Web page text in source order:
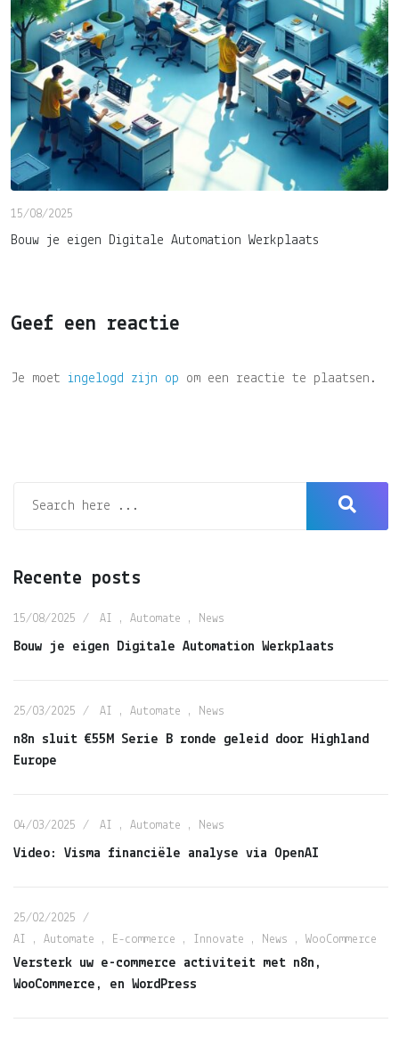
15/08/2025
Bouw je eigen Digitale Automation Werkplaats
Geef een reactie
Je moet ingelogd zijn op om een reactie te plaatsen.
Recente posts
15/08/2025 AI , Automate , News
Bouw je eigen Digitale Automation Werkplaats
25/03/2025 AI , Automate , News
n8n sluit €55M Serie B ronde geleid door Highland
Europe
04/03/2025 AI , Automate , News
Video: Visma financiële analyse via OpenAI
25/02/2025
AI , Automate , E-commerce , Innovate , News , WooCommerce
Versterk uw e-commerce activiteit met n8n,
WooCommerce, en WordPress